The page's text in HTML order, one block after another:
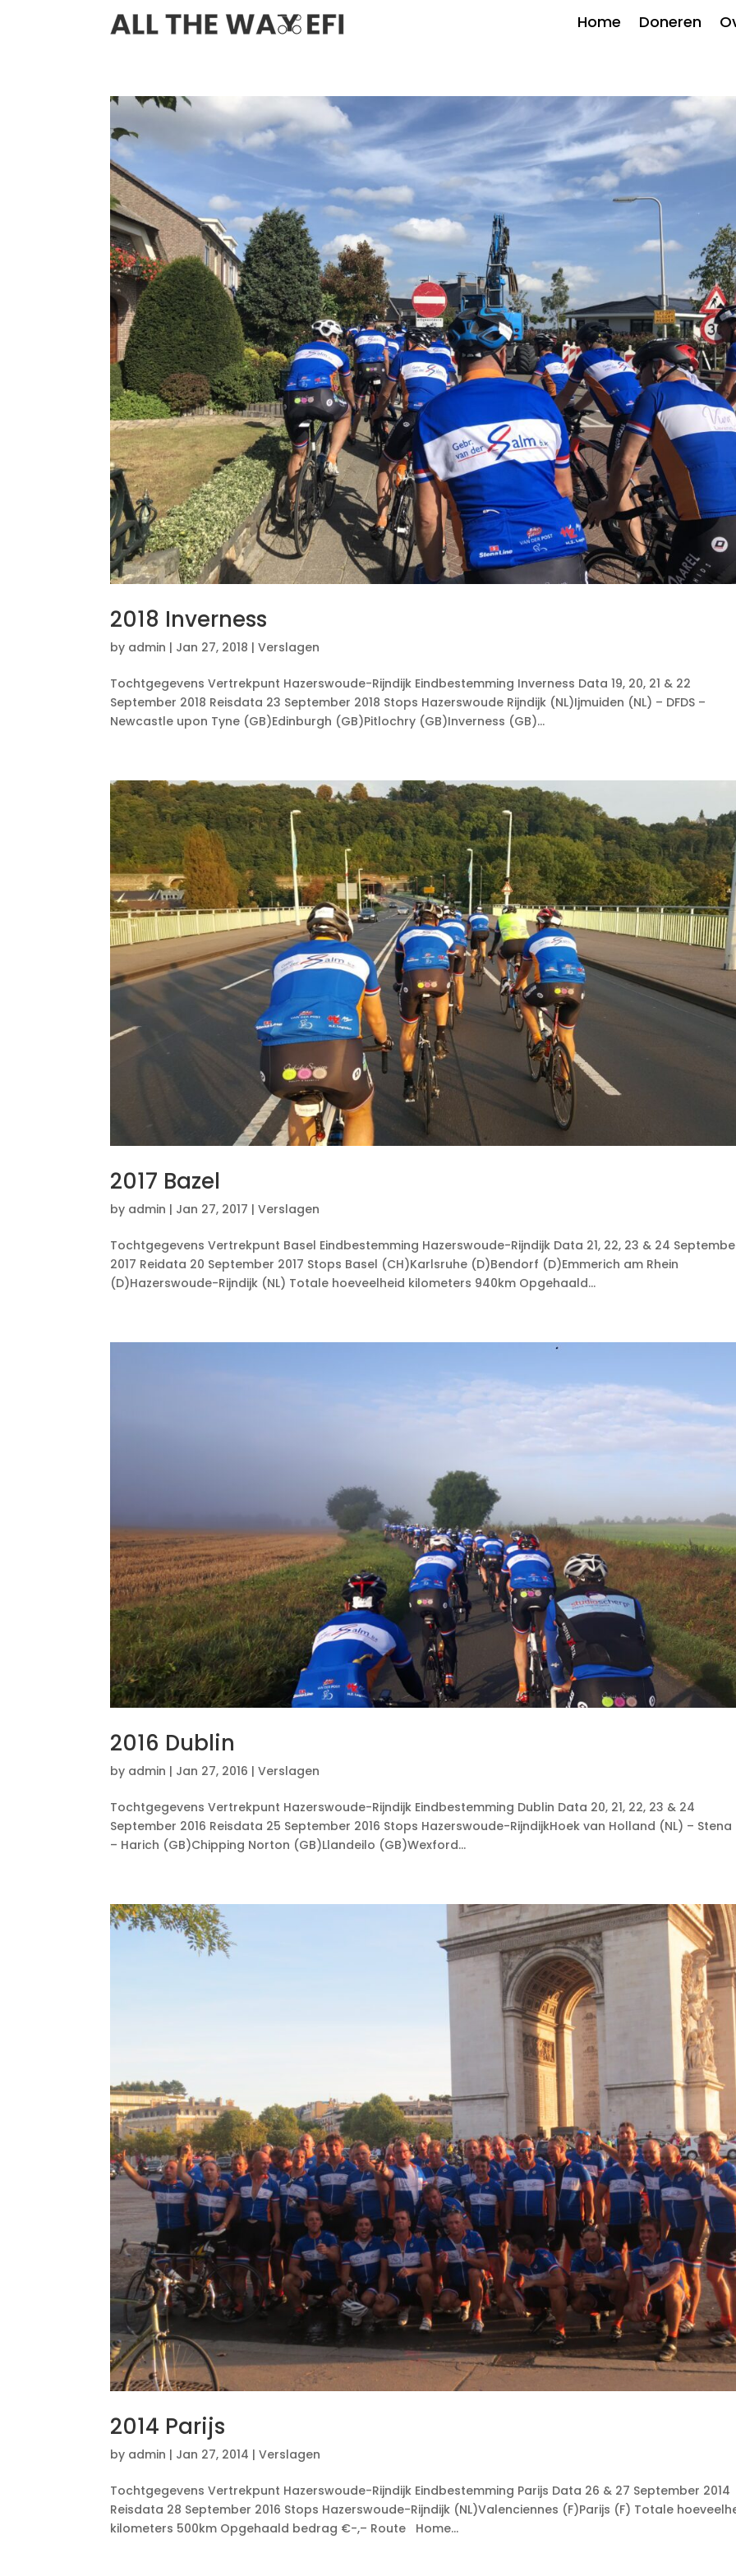
Home Doneren
2018 Inverness
by admin | Jan 27, 2018 |Verslagen
Tochtgegevens Vertrekpunt Hazerswoude-Rijndijk Eindbestemming Inverness Data 19, 20, 21 & 22
September 2018 Reisdata 23 September 2018 Stops Hazerswoude Rijndijk (NL)Ijmuiden (NL) – DFDS –
Newcastle upon Tyne (GB)Edinburgh (GB)Pitlochry (GB)Inverness (GB)...
2017 Bazel
by admin | Jan 27, 2017 |Verslagen
Tochtgegevens Vertrekpunt Basel Eindbestemming Hazerswoude-Rijndijk Data 21, 22, 23 & 24
2017 Reidata 20 September 2017 Stops Basel (CH)Karlsruhe (D)Bendorf (D)Emmerich am Rhein
(D)Hazerswoude-Rijndijk (NL) Totale hoeveelheid kilometers 940km Opgehaald...
2016 Dublin
by admin | Jan 27, 2016 |Verslagen
Tochtgegevens Vertrekpunt Hazerswoude-Rijndijk Eindbestemming Dublin Data 20, 21, 22, 23 & 24
September 2016 Reisdata 25 September 2016 Stops Hazerswoude-RijndijkHoek van Holland (NL) – Stena
– Harich (GB)Chipping Norton (GB)Llandeilo (GB)Wexford...
2014 Parijs
by admin | Jan 27, 2014 |Verslagen
Tochtgegevens Vertrekpunt Hazerswoude-Rijndijk Eindbestemming Parijs Data 26 & 27 September 2014
Reisdata 28 September 2016 Stops Hazerswoude-Rijndijk (NL)Valenciennes (F)Parijs (F) Totale
kilometers 500km Opgehaald bedrag €-,– Route Home...